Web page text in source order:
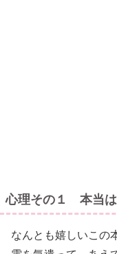
心理その１ 本当は
なんとも嬉しいこの